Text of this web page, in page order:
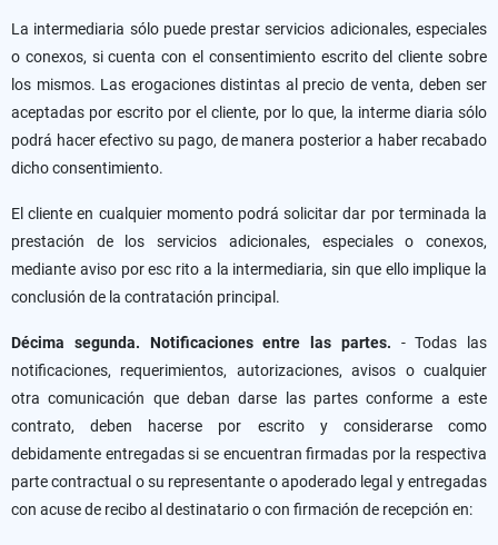
La intermediaria sólo puede prestar servicios adicionales, especiales
o conexos, si cuenta con el consentimiento escrito del cliente sobre
los mismos. Las erogaciones distintas al precio de venta, deben ser
aceptadas por escrito por el cliente, por lo que, la interme diaria sólo
podrá hacer efectivo su pago, de manera posterior a haber recabado
dicho consentimiento.
El cliente en cualquier momento podrá solicitar dar por terminada la
prestación de los servicios adicionales, especiales o conexos,
mediante aviso por esc rito a la intermediaria, sin que ello implique la
conclusión de la contratación principal.
Décima segunda. Notificaciones entre las partes. - Todas las
notificaciones, requerimientos, autorizaciones, avisos o cualquier
otra comunicación que deban darse las partes conforme a este
contrato, deben hacerse por escrito y considerarse como
debidamente entregadas si se encuentran firmadas por la respectiva
parte contractual o su representante o apoderado legal y entregadas
con acuse de recibo al destinatario o con firmación de recepción en: